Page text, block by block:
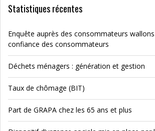
Statistiques récentes
Enquête auprès des consommateurs
confiance des consommateurs
Déchets ménagers : génération et gestion
Taux de chômage (BIT)
Part de GRAPA chez les 65 ans et plus